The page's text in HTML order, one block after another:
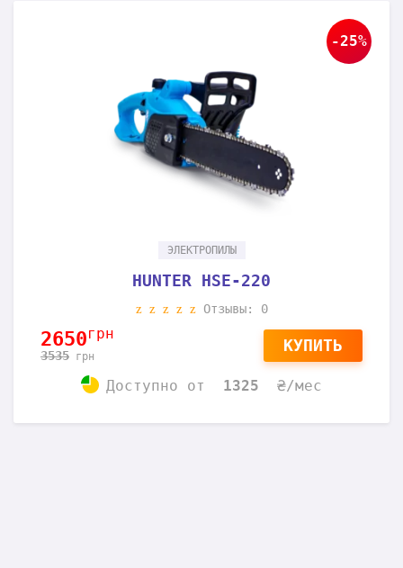
-25%
ЭЛЕКТРОПИЛЫ
HUNTER HSE-220
Отзывы: 0
2650грн
3535 грн
КУПИТЬ
Доступно от 1325 ₴/мес